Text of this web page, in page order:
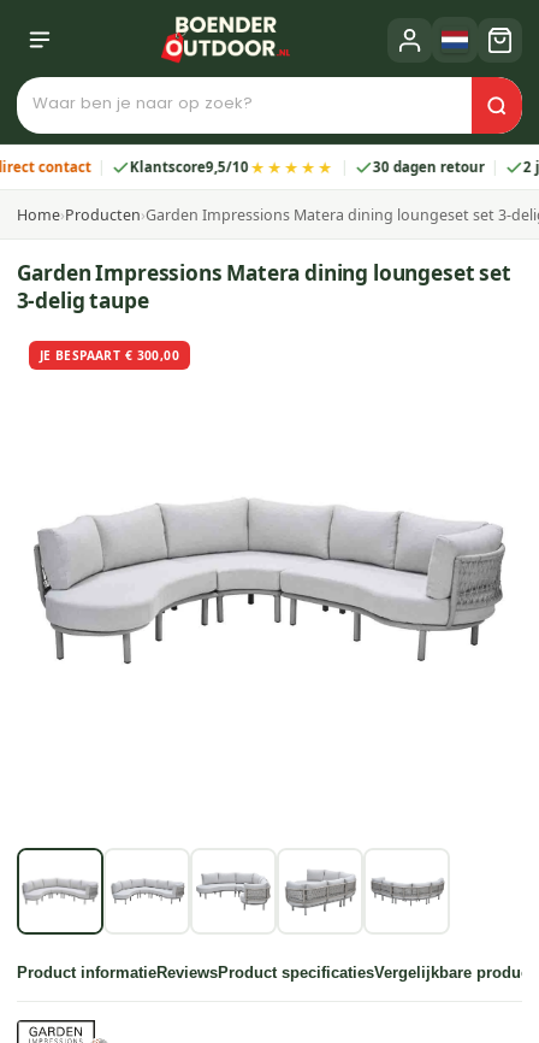
Klantscore9,5/10★★★★★ 30 dagen retour 2 jaar
Home›Producten›Garden Impressions Matera dining loungeset set 3-
Garden Impressions Matera dining loungeset set
3-delig taupe
JE BESPAART € 300,00
Product informatieReviewsProduct specificatiesVergelijkbare